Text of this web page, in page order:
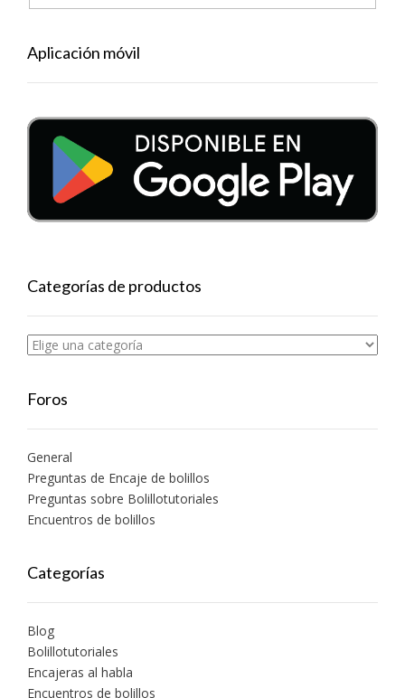
Aplicación móvil
Categorías de productos
Foros
General
Preguntas de Encaje de bolillos
Preguntas sobre Bolillotutoriales
Encuentros de bolillos
Categorías
Blog
Bolillotutoriales
Encajeras al habla
Encuentros de bolillos